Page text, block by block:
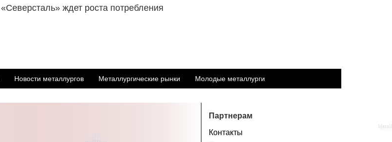
«Северсталь» ждет роста потребления
Новости металлургов Металлургические рынки Молодые металлурги
Партнерам
Контакты